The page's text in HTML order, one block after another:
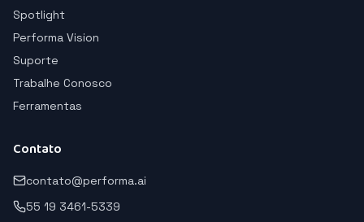
Spotlight
Performa Vision
Suporte
Trabalhe Conosco
Ferramentas
Contato
contato@performa.ai
55 19 3461-5339